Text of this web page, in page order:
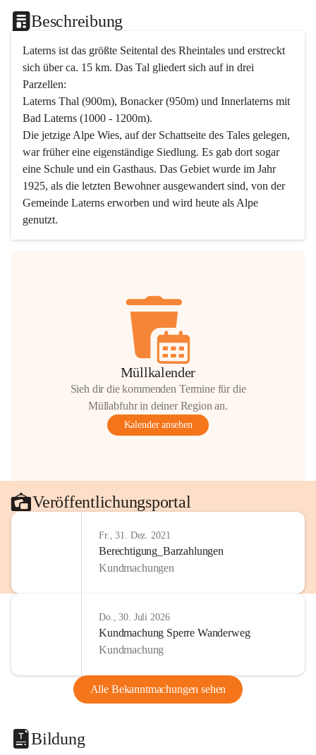
Beschreibung
Laterns ist das größte Seitental des Rheintales und erstreckt
sich über ca. 15 km. Das Tal gliedert sich auf in drei
Parzellen:
Laterns Thal (900m), Bonacker (950m) und Innerlaterns mit
Bad Laterns (1000 - 1200m).
Die jetzige Alpe Wies, auf der Schattseite des Tales gelegen,
war früher eine eigenständige Siedlung. Es gab dort sogar
eine Schule und ein Gasthaus. Das Gebiet wurde im Jahr
1925, als die letzten Bewohner ausgewandert sind, von der
Gemeinde Laterns erworben und wird heute als Alpe
genutzt.
Müllkalender
Sieh dir die kommenden Termine für die
Müllabfuhr in deiner Region an.
Kalender ansehen
Veröffentlichungsportal
Fr., 31. Dez. 2021
Berechtigung_Barzahlungen
Kundmachungen
Do., 30. Juli 2026
Kundmachung Sperre Wanderweg
Kundmachung
Alle Bekanntmachungen sehen
Bildung